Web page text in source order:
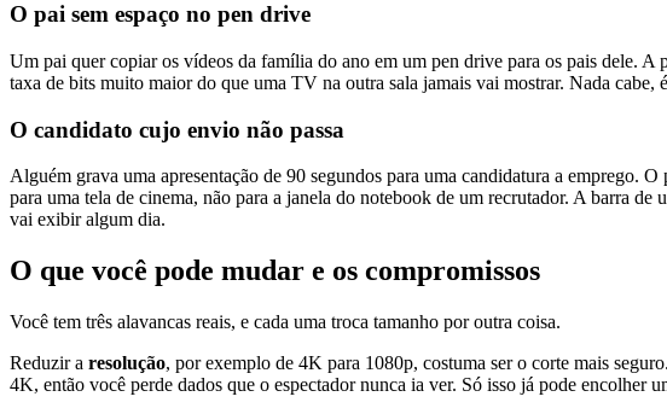
O pai sem espaço no pen drive
Um pai quer copiar os vídeos da família do ano em um pen drive para os pais dele.
taxa de bits muito maior do que uma TV na outra sala jamais vai mostrar. Nada
O candidato cujo envio não passa
Alguém grava uma apresentação de 90 segundos para uma candidatura a
para uma tela de cinema, não para a janela do notebook de um recrutador. A barra
vai exibir algum dia.
O que você pode mudar e os compromissos
Você tem três alavancas reais, e cada uma troca tamanho por outra coisa.
Reduzir a resolução, por exemplo de 4K para 1080p, costuma ser o corte mais
4K, então você perde dados que o espectador nunca ia ver. Só isso já pode encolher